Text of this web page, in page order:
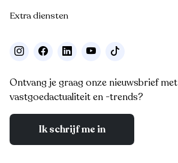
Extra diensten
Ontvang je graag onze nieuwsbrief met
vastgoedactualiteit en -trends?
Ik schrijf me in